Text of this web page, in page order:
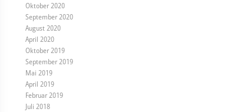
Oktober 2020
September 2020
August 2020
April 2020
Oktober 2019
September 2019
Mai 2019
April 2019
Februar 2019
Juli 2018